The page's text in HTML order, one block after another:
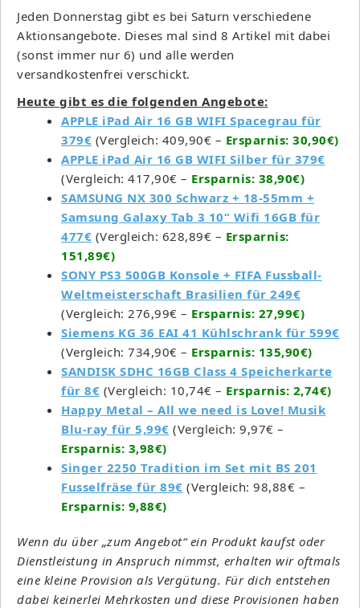
Jeden Donnerstag gibt es bei Saturn verschiedene
Aktionsangebote. Dieses mal sind 8 Artikel mit dabei
(sonst immer nur 6) und alle werden
versandkostenfrei verschickt.
Heute gibt es die folgenden Angebote:
APPLE iPad Air 16 GB WIFI Spacegrau für
379€ (Vergleich: 409,90€ – Ersparnis: 30,90€)
APPLE iPad Air 16 GB WIFI Silber für 379€
(Vergleich: 417,90€ – Ersparnis: 38,90€)
SAMSUNG NX 300 Schwarz + 18-55mm +
Samsung Galaxy Tab 3 10“ Wifi 16GB für
477€ (Vergleich: 628,89€ – Ersparnis:
151,89€)
SONY PS3 500GB Konsole + FIFA Fussball-
Weltmeisterschaft Brasilien für 249€
(Vergleich: 276,99€ – Ersparnis: 27,99€)
Siemens KG 36 EAI 41 Kühlschrank für 599€
(Vergleich: 734,90€ – Ersparnis: 135,90€)
SANDISK SDHC 16GB Class 4 Speicherkarte
für 8€ (Vergleich: 10,74€ – Ersparnis: 2,74€)
Happy Metal – All we need is Love! Musik
Blu-ray für 5,99€ (Vergleich: 9,97€ –
Ersparnis: 3,98€)
Singer 2250 Tradition im Set mit BS 201
Fusselfräse für 89€ (Vergleich: 98,88€ –
Ersparnis: 9,88€)
Wenn du über „zum Angebot“ ein Produkt kaufst oder
Dienstleistung in Anspruch nimmst, erhalten wir oftmals
eine kleine Provision als Vergütung. Für dich entstehen
dabei keinerlei Mehrkosten und diese Provisionen haben